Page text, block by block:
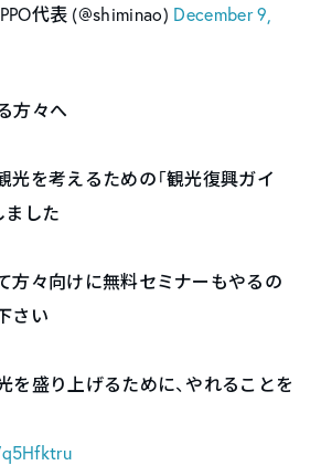
代表 (@shiminao) December 9,
方々へ
光を考えるための「観光復興ガイ
ました
方々向けに無料セミナーもやるの
さい
を盛り上げるために、やれることを